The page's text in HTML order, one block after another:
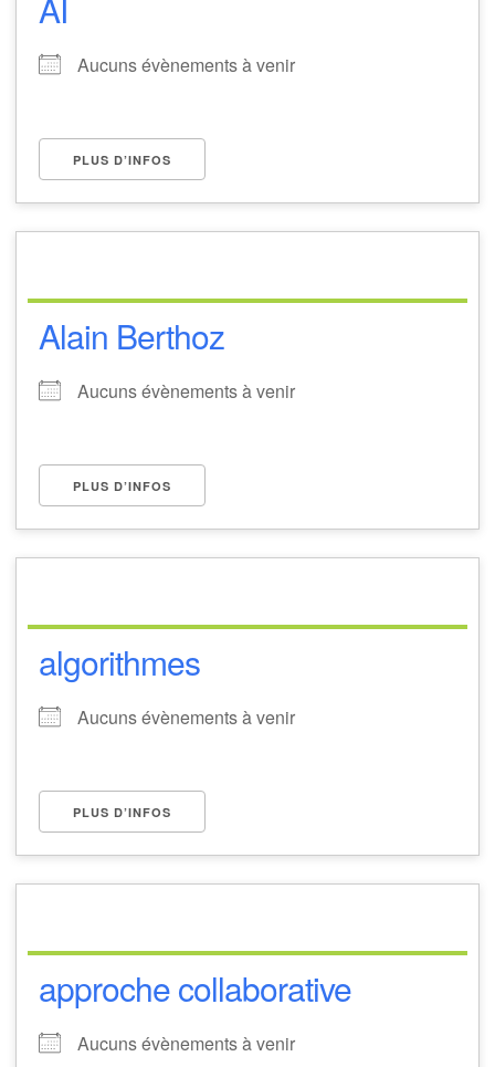
Aucuns évènements à venir
PLUS D’INFOS
Alain Berthoz
Aucuns évènements à venir
PLUS D’INFOS
algorithmes
Aucuns évènements à venir
PLUS D’INFOS
approche collaborative
Aucuns évènements à venir